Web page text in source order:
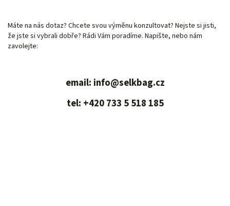
Máte na nás dotaz? Chcete svou výměnu konzultovat? Nejste si jisti,
že jste si vybrali dobře? Rádi Vám poradíme. Napište, nebo nám
zavolejte:
email: info@selkbag.cz
tel: +420 733 5 518 185